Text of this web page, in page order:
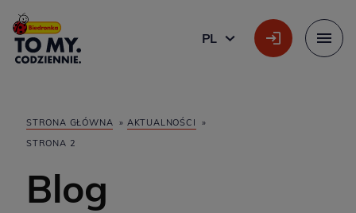
Główne logo
PL
POLSKI
STRONA GŁÓWNA » AKTUALNOŚCI
»
STRONA 2
Blog